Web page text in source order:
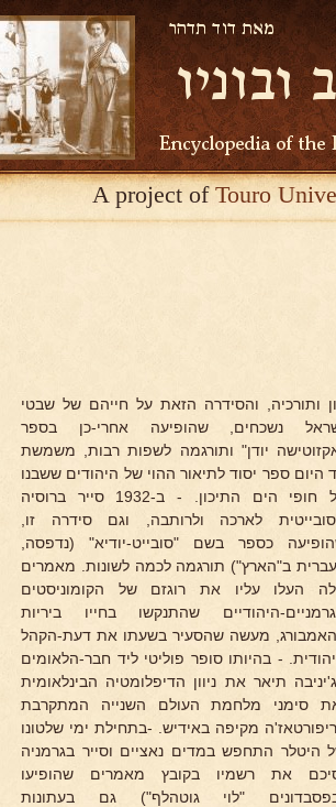
A project ofTouro
ותורכיה, והסידרה הזאת על חייהם של שבטי
נשכחים, שהופיעה אחרי-כן בספר
יודן" ותורגמה לשפות רבות, משמשת
היום ספר יסוד לתיאור ההוי של היהודים ששבנו
על חופי הים התיכון. - ב-1932 סייר ברוסיה
לארכה ולרותבה, וגם סידרה זו,
כספר בשם "סובייט-יודיא" (נדפסה,
ב"הארץ") תורגמה לכמה לשונות. מאמרים
העלו עליו את רוגזם של הקומוניסטים
היהודיים שהתנקשו בחייו ביריות
מעשה שהסעיר בשעתו את דעת-הקהל
- בהיותו סופר פוליטי ליד חבר-הלאומים
תיאר את ניוון הדיפלומטיה הבינלאומית
סימני מלחמת העולם השנייה המתקרבת
מקיפה באידיש. -בתחילת ימי שלטונו
היטלר התחפש במדים נאציים וסייר בגרמניה
את רשמיו בקובץ מאמרים שהופיעו
"לוי גוטהלף") גם בעתונות